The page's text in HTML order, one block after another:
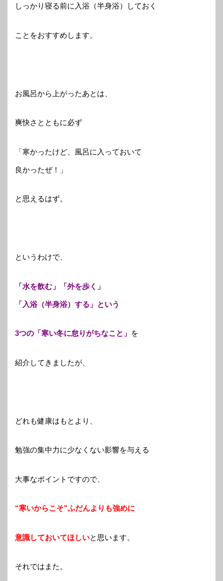
しっかり寝る前に入浴（半身浴）しておく
ことをおすすめします。
お風呂から上がったあとは、
爽快さとともに必ず
「寒かったけど、風呂に入っておいて
良かったぜ！」
と思えるはず。
というわけで、
「水を飲む」「外を歩く」
「入浴（半身浴）する」という
3つの「寒い冬に怠りがちなこと」 を
紹介してきましたが、
どれも健康はもとより、
勉強の集中力に少なくない影響を与える
大事なポイントですので、
“寒いからこそ”ふだんよりも強めに
意識しておいてほしいと思います。
それではまた。